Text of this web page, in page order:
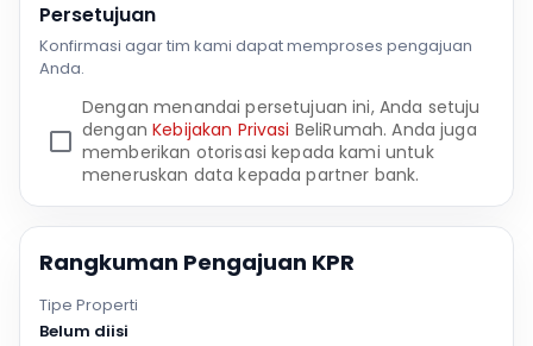
Persetujuan
Konfirmasi agar tim kami dapat memproses pengajuan
Anda.
Dengan menandai persetujuan ini, Anda setuju
denganKebijakan Privasi BeliRumah. Anda juga
memberikan otorisasi kepada kami untuk
meneruskan data kepada partner bank.
Rangkuman Pengajuan KPR
Tipe Properti
Belum diisi